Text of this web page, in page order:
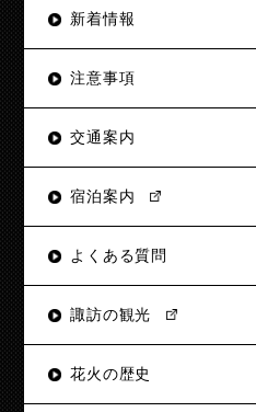
新着情報
注意事項
交通案内
宿泊案内
よくある質問
諏訪の観光
花火の歴史